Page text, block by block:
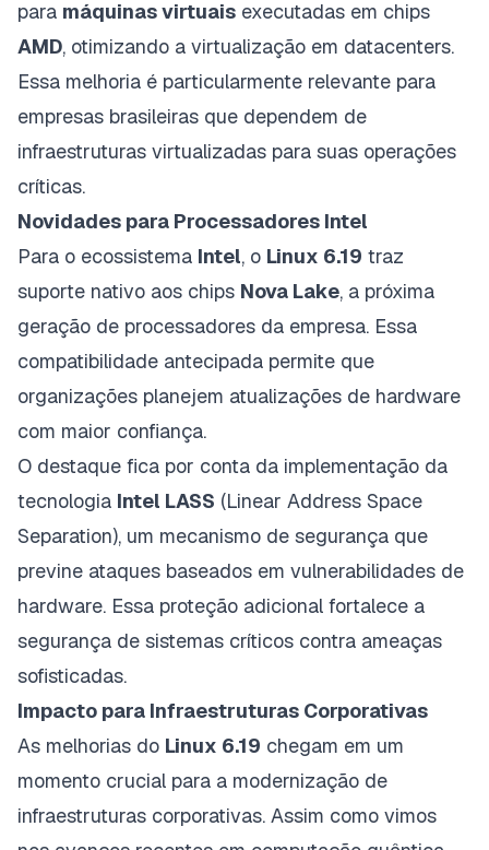
para máquinas virtuais executadas em chips
AMD, otimizando a virtualização em datacenters.
Essa melhoria é particularmente relevante para
empresas brasileiras que dependem de
infraestruturas virtualizadas para suas operações
críticas.
Novidades para Processadores Intel
Para o ecossistema Intel, o Linux 6.19 traz
suporte nativo aos chips Nova Lake, a próxima
geração de processadores da empresa. Essa
compatibilidade antecipada permite que
organizações planejem atualizações de hardware
com maior confiança.
O destaque fica por conta da implementação da
tecnologia Intel LASS (Linear Address Space
Separation), um mecanismo de segurança que
previne ataques baseados em vulnerabilidades de
hardware. Essa proteção adicional fortalece a
segurança de sistemas críticos contra ameaças
sofisticadas.
Impacto para Infraestruturas Corporativas
As melhorias do Linux 6.19 chegam em um
momento crucial para a modernização de
infraestruturas corporativas. Assim como vimos